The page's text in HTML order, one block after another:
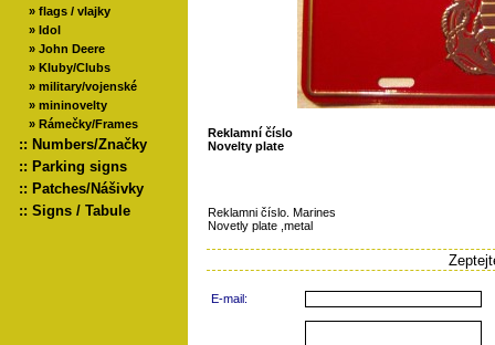
» flags / vlajky
» Idol
» John Deere
» Kluby/Clubs
» military/vojenské
» mininovelty
» Rámečky/Frames
:: Numbers/Značky
:: Parking signs
:: Patches/Nášivky
:: Signs / Tabule
Reklamní číslo
Novelty plate
Reklamni číslo. Marines
Novetly plate ,metal
E-mail: